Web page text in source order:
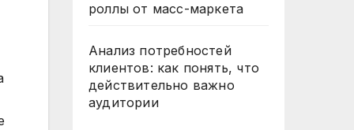
роллы от масс-маркета
Анализ потребностей
клиентов: как понять, что
действительно важно
аудитории